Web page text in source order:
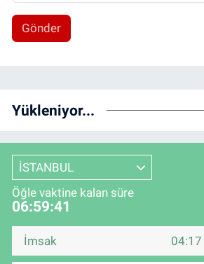
Gönder
Yükleniyor...
İSTANBUL
Öğle vaktine kalan süre
06:59:41
İmsak 04:17